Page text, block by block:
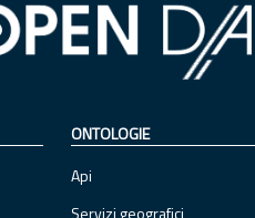
ONTOLOGIE
Api
Servizi geografici